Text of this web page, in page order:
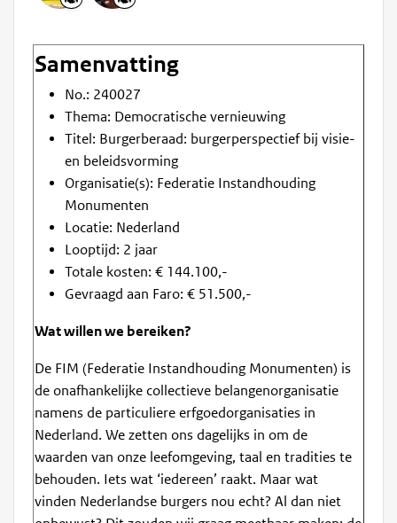
Samenvatting
No.: 240027
Thema: Democratische vernieuwing
Titel: Burgerberaad: burgerperspectief bij visie-
en beleidsvorming
Organisatie(s): Federatie Instandhouding
Monumenten
Locatie: Nederland
Looptijd: 2 jaar
Totale kosten: € 144.100,-
Gevraagd aan Faro: € 51.500,-
Wat willen we bereiken?
De FIM (Federatie Instandhouding Monumenten) is
de onafhankelijke collectieve belangenorganisatie
namens de particuliere erfgoedorganisaties in
Nederland. We zetten ons dagelijks in om de
waarden van onze leefomgeving, taal en tradities te
behouden. Iets wat ‘iedereen’ raakt. Maar wat
vinden Nederlandse burgers nou echt? Al dan niet